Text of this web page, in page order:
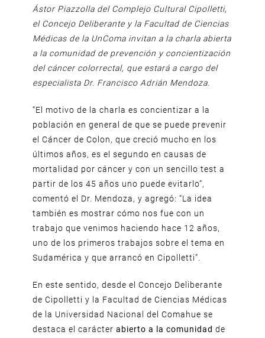
Ástor Piazzolla del Complejo Cultural Cipolletti,
el Concejo Deliberante y la Facultad de Ciencias
Médicas de la UnComa invitan a la charla abierta
a la comunidad de prevención y concientización
del cáncer colorrectal, que estará a cargo del
especialista Dr. Francisco Adrián Mendoza.
“El motivo de la charla es concientizar a la
población en general de que se puede prevenir
el Cáncer de Colon, que creció mucho en los
últimos años, es el segundo en causas de
mortalidad por cáncer y con un sencillo test a
partir de los 45 años uno puede evitarlo”,
comentó el Dr. Mendoza, y agregó: “La idea
también es mostrar cómo nos fue con un
trabajo que venimos haciendo hace 12 años,
uno de los primeros trabajos sobre el tema en
Sudamérica y que arrancó en Cipolletti”.
En este sentido, desde el Concejo Deliberante
de Cipolletti y la Facultad de Ciencias Médicas
de la Universidad Nacional del Comahue se
destaca el carácter abierto a la comunidad de